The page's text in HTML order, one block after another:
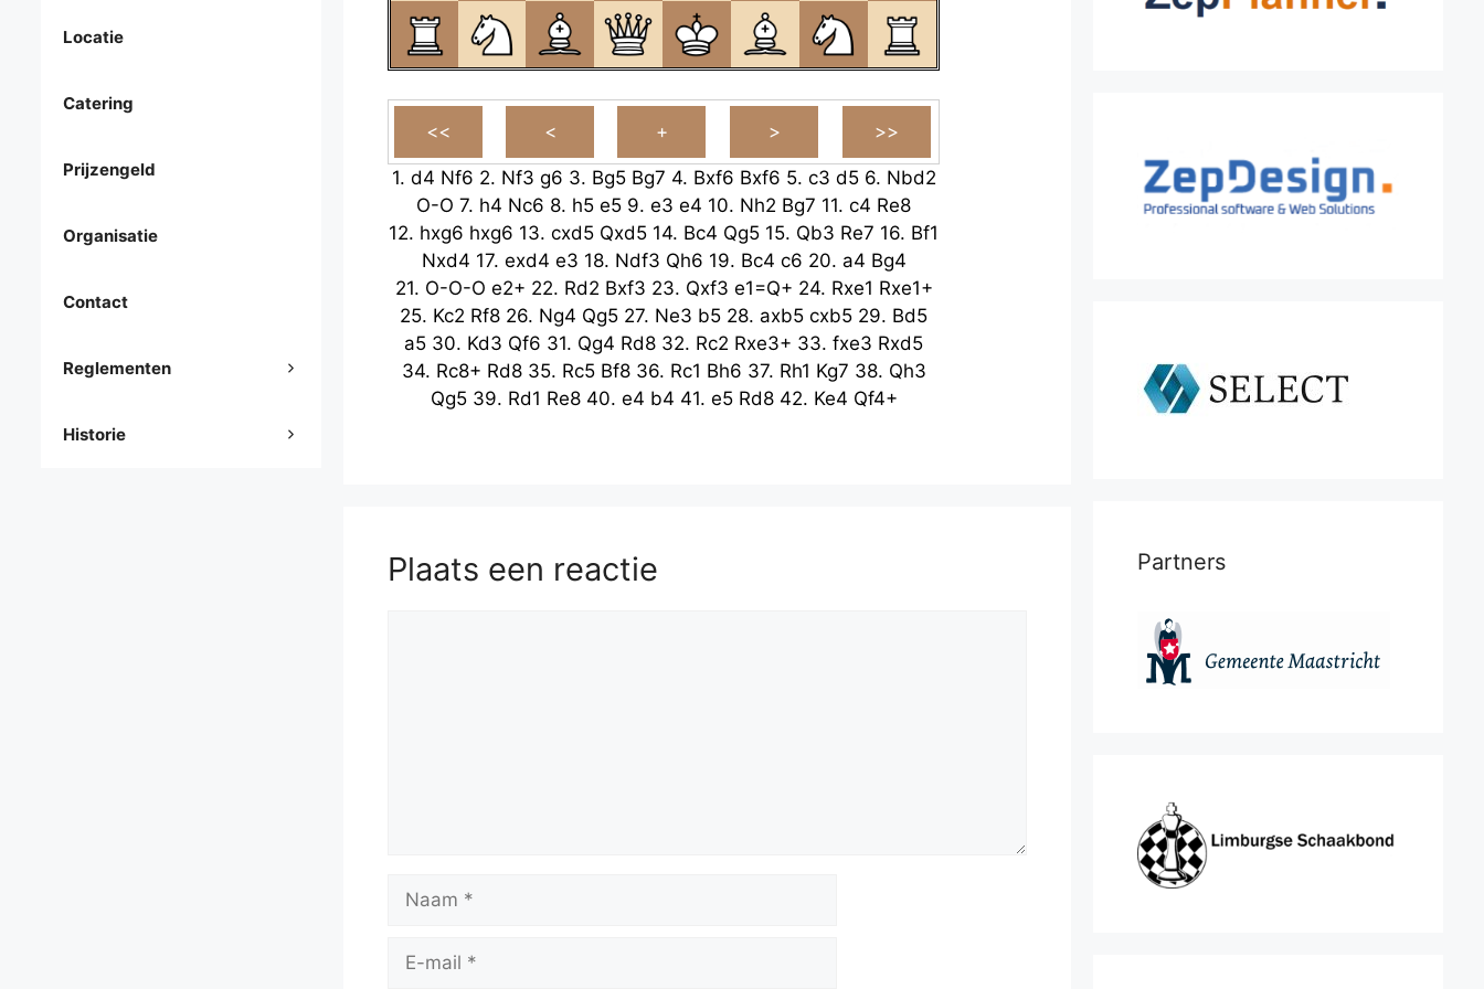
1. d4 Nf6 2. Nf3 g6 3. Bg5 Bg7 4. Bxf6 Bxf6 5. c3 d5 6. Nbd2
O-O 7. h4 Nc6 8. h5 e5 9. e3 e4 10. Nh2 Bg7 11. c4 Re8
12. hxg6 hxg6 13. cxd5 Qxd5 14. Bc4 Qg5 15. Qb3 Re7 16. Bf1
Nxd4 17. exd4 e3 18. Ndf3 Qh6 19. Bc4 c6 20. a4 Bg4
21. O-O-O e2+ 22. Rd2 Bxf3 23. Qxf3 e1=Q+ 24. Rxe1 Rxe1+
25. Kc2 Rf8 26. Ng4 Qg5 27. Ne3 b5 28. axb5 cxb5 29. Bd5
a5 30. Kd3 Qf6 31. Qg4 Rd8 32. Rc2 Rxe3+ 33. fxe3 Rxd5
34. Rc8+ Rd8 35. Rc5 Bf8 36. Rc1 Bh6 37. Rh1 Kg7 38. Qh3
Qg5 39. Rd1 Re8 40. e4 b4 41. e5 Rd8 42. Ke4 Qf4+
Plaats een reactie
mail
Locatie
Catering
Prijzengeld
Organisatie
Contact
Reglementen
Historie
Partners